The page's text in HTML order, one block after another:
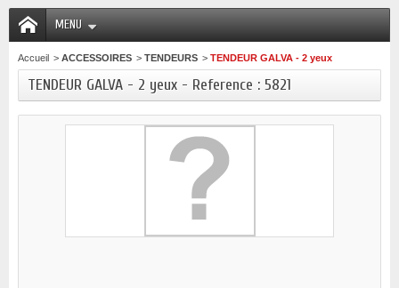
MENU
Accueil > ACCESSOIRES > TENDEURS > TENDEUR GALVA - 2 yeux
TENDEUR GALVA - 2 yeux - Reference : 5821